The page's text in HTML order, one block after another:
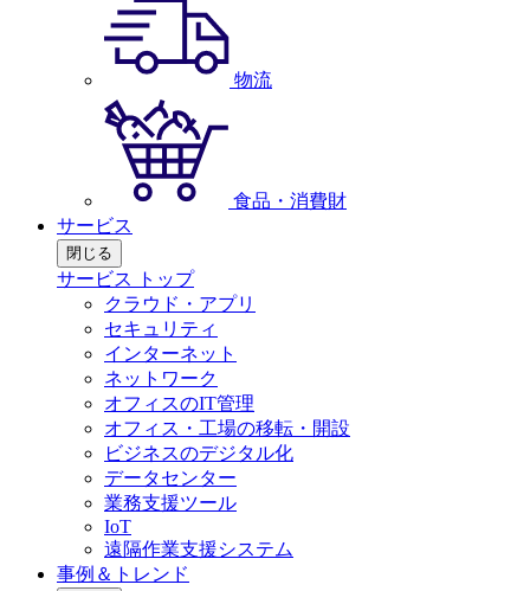
物流
食品・消費財
サービス
閉じる
サービス トップ
クラウド・アプリ
セキュリティ
インターネット
ネットワーク
オフィスのIT管理
オフィス・工場の移転・開設
ビジネスのデジタル化
データセンター
業務支援ツール
IoT
遠隔作業支援システム
事例＆トレンド